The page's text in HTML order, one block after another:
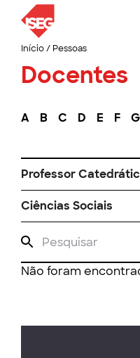
Início/ Pessoas
Docentes
A B C D E F G
Professor
Ciências Sociais
Não foram